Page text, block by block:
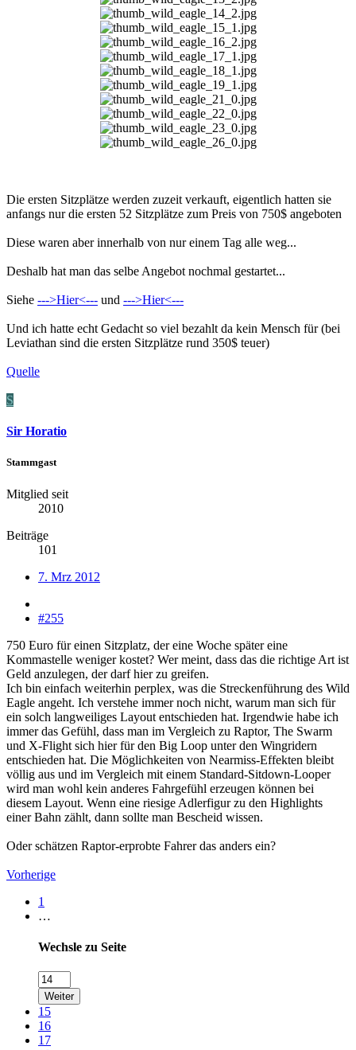
Die ersten Sitzplätze werden zuzeit verkauft, eigentlich hatten sie
anfangs nur die ersten 52 Sitzplätze zum Preis von 750$ angeboten
Diese waren aber innerhalb von nur einem Tag alle weg...
Deshalb hat man das selbe Angebot nochmal gestartet...
Siehe --->Hier<--- und --->Hier<---
Und ich hatte echt Gedacht so viel bezahlt da kein Mensch für (bei
Leviathan sind die ersten Sitzplätze rund 350$ teuer)
Quelle
S
Sir Horatio
Stammgast
Mitglied seit
2010
Beiträge
101
7. Mrz 2012
#255
750 Euro für einen Sitzplatz, der eine Woche später eine
Kommastelle weniger kostet? Wer meint, dass das die richtige Art ist
Geld anzulegen, der darf hier zu greifen.
Ich bin einfach weiterhin perplex, was die Streckenführung des Wild
Eagle angeht. Ich verstehe immer noch nicht, warum man sich für
ein solch langweiliges Layout entschieden hat. Irgendwie habe ich
immer das Gefühl, dass man im Vergleich zu Raptor, The Swarm
und X-Flight sich hier für den Big Loop unter den Wingridern
entschieden hat. Die Möglichkeiten von Nearmiss-Effekten bleibt
völlig aus und im Vergleich mit einem Standard-Sitdown-Looper
wird man wohl kein anderes Fahrgefühl erzeugen können bei
diesem Layout. Wenn eine riesige Adlerfigur zu den Highlights
einer Bahn zählt, dann sollte man Bescheid wissen.
Oder schätzen Raptor-erprobte Fahrer das anders ein?
Vorherige
1
…
Wechsle zu Seite
Weiter
15
16
17